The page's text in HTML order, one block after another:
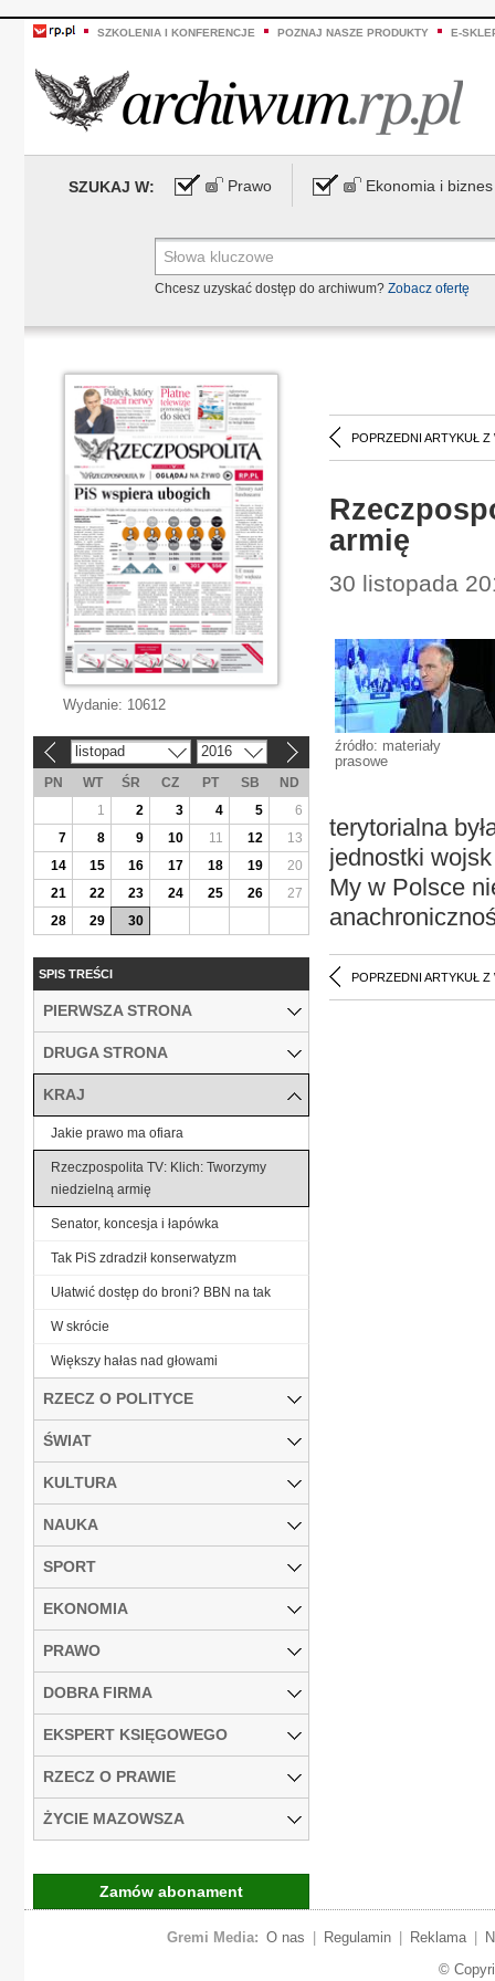
SZKOLENIA I KONFERENCJE POZNAJ NASZE PRODUKTY E-
SZUKAJ W: Prawo Ekonomia i biznes
Chcesz uzyskać dostęp do archiwum? Zobacz ofertę
POPRZEDNI ARTYKUŁ Z
armię
30 listopada
źródło: materiały
prasowe
terytorialna
jednostki
My w Polsce
POPRZEDNI ARTYKUŁ Z
Wydanie: 10612
listopad 2016
PN WT ŚR CZ PT SB
ND
1
2 3 4 5
6
7
8 9 10 11 12
13
14
15 16 17 18 19
20
21
22 23 24 25 26
27
28
29 30
SPIS TREŚCI
PIERWSZA STRONA
DRUGA STRONA
KRAJ
Jakie prawo ma ofiara
Rzeczpospolita TV: Klich: Tworzymy
niedzielną armię
Senator, koncesja i łapówka
Tak PiS zdradził konserwatyzm
Ułatwić dostęp do broni? BBN na tak
W skrócie
Większy hałas nad głowami
RZECZ O POLITYCE
ŚWIAT
KULTURA
NAUKA
SPORT
EKONOMIA
PRAWO
DOBRA FIRMA
EKSPERT KSIĘGOWEGO
RZECZ O PRAWIE
ŻYCIE MAZOWSZA
Zamów abonament
Gremi Media: O nas Regulamin Reklama
©